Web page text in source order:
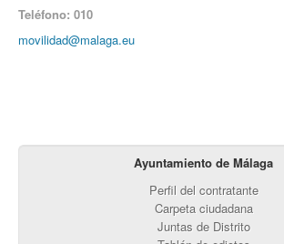
Teléfono: 010
movilidad@malaga.eu
Ayuntamiento de Málaga
Perfil del contratante
Carpeta ciudadana
Juntas de Distrito